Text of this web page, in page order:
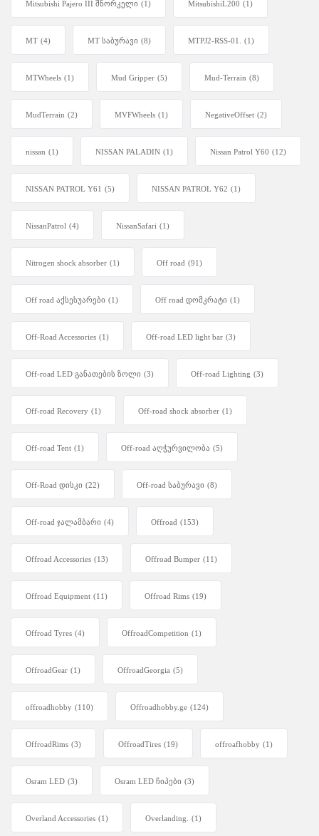
Mitsubishi Pajero III შნორკელი (1) MitsubishiL200 (1)
MT (4) MT საბურავი (8) MTPJ2-RSS-01. (1)
MTWheels (1) Mud Gripper (5) Mud-Terrain (8)
MudTerrain (2) MVFWheels (1) NegativeOffset (2)
nissan (1) NISSAN PALADIN (1) Nissan Patrol Y60 (12)
NISSAN PATROL Y61 (5) NISSAN PATROL Y62 (1)
NissanPatrol (4) NissanSafari (1)
Nitrogen shock absorber (1) Off road (91)
Off road აქსესუარები (1) Off road დომკრატი (1)
Off-Road Accessories (1) Off-road LED light bar (3)
Off-road LED განათების ზოლი (3) Off-road Lighting (3)
Off-road Recovery (1) Off-road shock absorber (1)
Off-road Tent (1) Off-road აღჭურვილობა (5)
Off-Road დისკი (22) Off-road საბურავი (8)
Off-road ჯალამბარი (4) Offroad (153)
Offroad Accessories (13) Offroad Bumper (11)
Offroad Equipment (11) Offroad Rims (19)
Offroad Tyres (4) OffroadCompetition (1)
OffroadGear (1) OffroadGeorgia (5)
offroadhobby (110) Offroadhobby.ge (124)
OffroadRims (3) OffroadTires (19) offroafhobby (1)
Osram LED (3) Osram LED ჩიპები (3)
Overland Accessories (1) Overlanding. (1)